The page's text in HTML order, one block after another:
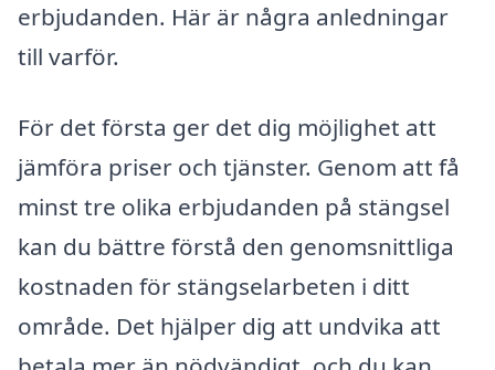
erbjudanden. Här är några anledningar
till varför.
För det första ger det dig möjlighet att
jämföra priser och tjänster. Genom att få
minst tre olika erbjudanden på stängsel
kan du bättre förstå den genomsnittliga
kostnaden för stängselarbeten i ditt
område. Det hjälper dig att undvika att